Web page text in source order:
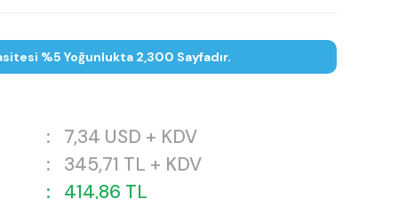
%5 Yoğunlukta 2,300 Sayfadır.
: 7,34 USD + KDV
: 345,71 TL + KDV
: 414,86 TL